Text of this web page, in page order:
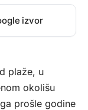
izvor
plaže, u
okolišu
prošle godine